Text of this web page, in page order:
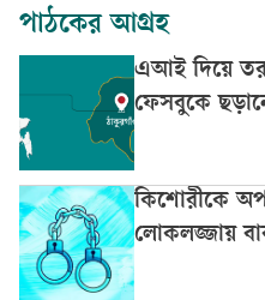
পাঠকের আগ্রহ
এআই দিয়ে
ফেসবুকে
কিশোরীকে
লোকলজ্জায়